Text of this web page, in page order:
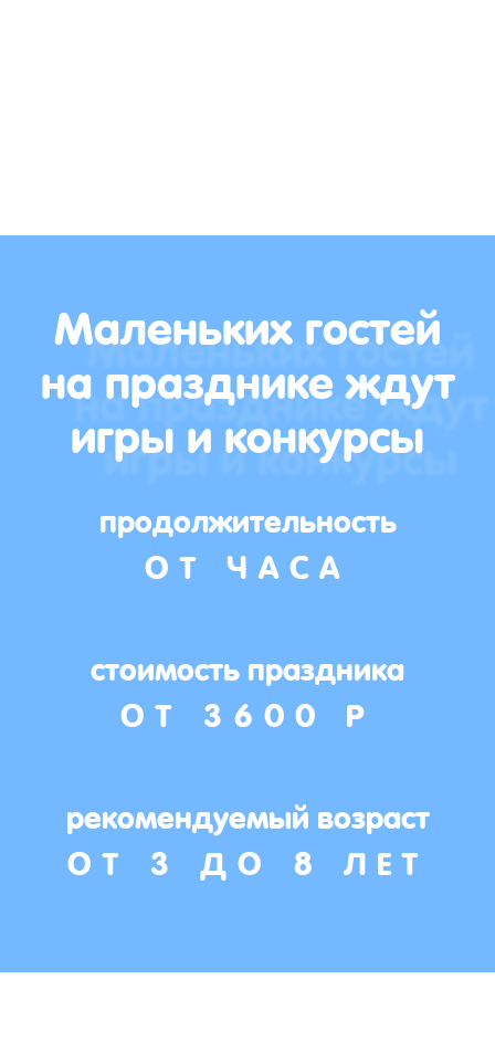
Маленьких гостей
на празднике ждут
игры и конкурсы
продолжительность
ОТ ЧАСА
стоимость праздника
ОТ 3600 Р
рекомендуемый возраст
ОТ 3 ДО 8 ЛЕТ